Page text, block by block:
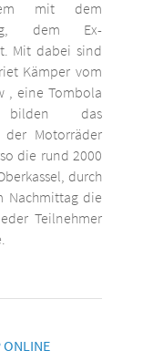
mit dem
dem Ex-
Mit dabei sind
Kämper vom
, eine Tombola
das
der Motorräder
die rund 2000
durch
Nachmittag die
Teilnehmer